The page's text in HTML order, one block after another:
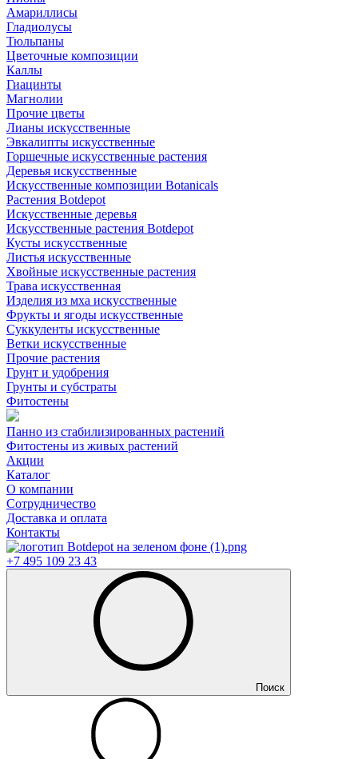
Амариллисы
Гладиолусы
Тюльпаны
Цветочные композиции
Каллы
Гиацинты
Магнолии
Прочие цветы
Лианы искусственные
Эвкалипты искусственные
Горшечные искусственные растения
Деревья искусственные
Искусственные композиции Botanicals
Растения Botdepot
Искусственные деревья
Искусственные растения Botdepot
Кусты искусственные
Листья искусственные
Хвойные искусственные растения
Трава искусственная
Изделия из мха искусственные
Фрукты и ягоды искусственные
Суккуленты искусственные
Ветки искусственные
Прочие растения
Грунт и удобрения
Грунты и субстраты
Фитостены
Панно из стабилизированных растений
Фитостены из живых растений
Акции
Каталог
О компании
Сотрудничество
Доставка и оплата
Контакты
+7 495 109 23 43
Поиск